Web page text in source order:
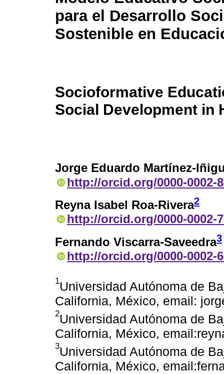
para el Desarrollo
Sostenible en
Socioformative
Social Development in
Jorge Eduardo Martínez-
http://orcid.org/0000-0002-
Reyna Isabel Roa-Rivera2
http://orcid.org/0000-0002-
Fernando Viscarra-Saveedra3
http://orcid.org/0000-0002-
1Universidad Autónoma de
California, México, email:
2Universidad Autónoma de
California, México,
3Universidad Autónoma de
California, México,